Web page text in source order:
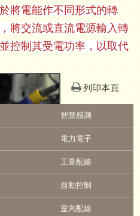
將電能作不同形式的轉
將交流或直流電源輸入轉
控制其受電功率，以取代
列印本頁
智慧感測
電力電子
工業配線
自動控制
室內配線